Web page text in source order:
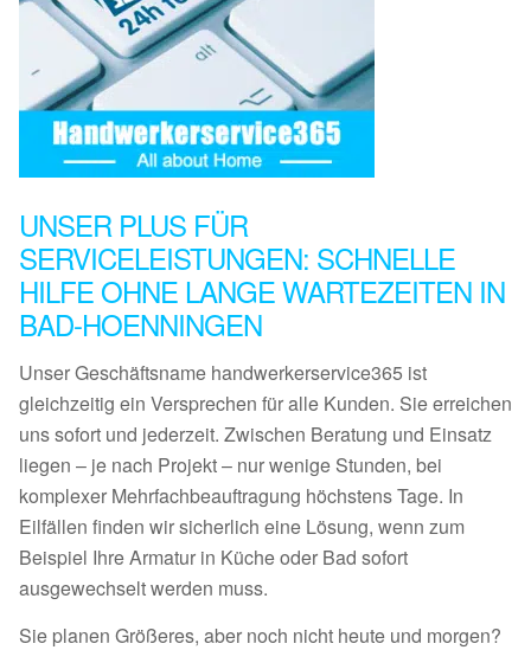
UNSER PLUS FÜR
SERVICELEISTUNGEN: SCHNELLE
HILFE OHNE LANGE WARTEZEITEN IN
BAD-HOENNINGEN
Unser Geschäftsname handwerkerservice365 ist
gleichzeitig ein Versprechen für alle Kunden. Sie erreichen
uns sofort und jederzeit. Zwischen Beratung und Einsatz
liegen – je nach Projekt – nur wenige Stunden, bei
komplexer Mehrfachbeauftragung höchstens Tage. In
Eilfällen finden wir sicherlich eine Lösung, wenn zum
Beispiel Ihre Armatur in Küche oder Bad sofort
ausgewechselt werden muss.
Sie planen Größeres, aber noch nicht heute und morgen?